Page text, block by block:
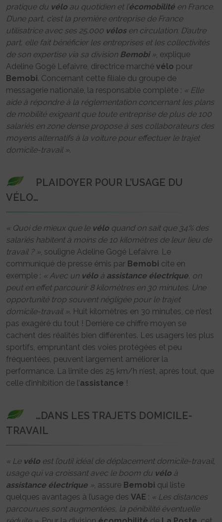
pratique du vélo au quotidien et l’écomobilité en France.
D’une part, c’est la première entreprise de France
utilisatrice avec ses 25.000 vélosen circulation. D’autre
part, elle fait bénéficier les entreprises et les collectivités
de son expertise via sa division Bemobi» , explique
Adeline Gogé Lefaivre, directrice marché vélo pour
Bemobi. Concernant cette filiale du groupe de
messagerie nationale, la responsable complète : « Elle
aide à répondre à la réglementation concernant les plans
de mobilité exigeant que toute entreprise de plus de 100
salariés en zone dense propose à ses collaborateurs des
moyens alternatifs à la voiture pour effectuer le trajet
domicile-travail ».
PLAIDOYER POUR L’USAGE DU
VÉLO…
« Quoi de mieux que le vélo quand on sait que 34% des
salariés habitent à moins de 10 kilomètres de leur lieu de
travail ? » , souligne Adeline Gogé Lefaivre. Le
communiqué de presse émis par Bemobi cite en
exemple : « Avec un vélo à assistance électrique , on
peut en effet parcourir 8 kilomètres en 30 minutes. Une
opportunité trop souvent négligée pour le trajet
domicile-travail ». Huit kilomètres en 30 minutes, ce n’est
pas exagéré du tout ! Derrière ce chiffre moyen se
cachent des réalités bien différentes. Les usagers les plus
sportifs, empruntant des voies protégées et peu
fréquentées, peuvent largement améliorer la
performance. La limite des 25 km/h n’est, après tout, que
celle d’inhibition de l’assistance !
…DANS LES TRAJETS DOMICILE-
TRAVAIL
« Le vélo est l’outil idéal de déplacement domicile-travail,
usage qui va croissant avec le boom du vélo à
assistance électrique » , assure Bemobi qui liste
quelques avantages à l’usage des VAE : « Les distances
parcourues sont augmentées, la pénibilité éventuelle